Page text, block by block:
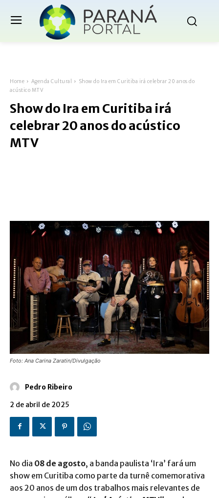
Home Agenda Cultural
Show do Ira em Curitiba irá celebrar 20 anos do
acústico MTV
Show do Ira em Curitiba irá
celebrar 20 anos do acústico
MTV
Foto: Ana Carina Zaratin/Divulgação
Pedro Ribeiro
2 de abril de 2025
No dia 08 de agosto, a banda paulista ‘Ira’ fará um
show em Curitiba como parte da turnê comemorativa
aos 20 anos de um dos trabalhos mais relevantes de